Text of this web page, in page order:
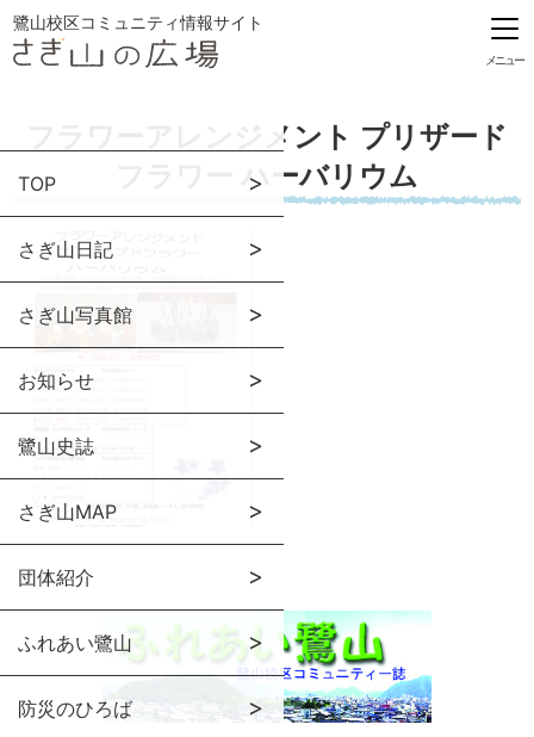
鷺山校区コミュニティ情報サイト
メニュー
TOP
さぎ山日記
さぎ山写真館
お知らせ
鷺山史誌
さぎ山MAP
団体紹介
ふれあい鷺山
防災のひろば
フラワーアレンジメント プリザード
フラワー ハーバリウム